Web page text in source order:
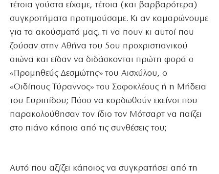
τέτοια γούστα είχαμε, τέτοια (και βαρβαρότερα)
συγκροτήματα προτιμούσαμε. Κι αν καμαρώνουμε
για τα ακούσματά μας, τι να πουν κι αυτοί που
ζούσαν στην Αθήνα του 5ου προχριστιανικού
αιώνα και είδαν να διδάσκονται πρώτη φορά ο
«Προμηθεύς Δεσμώτης» του Αισχύλου, ο
«Οιδίπους Τύραννος» του Σοφοκλέους ή η Μήδεια
του Ευριπίδου; Πόσο να κορδωθούν εκείνοι που
παρακολούθησαν τον ίδιο τον Μότσαρτ να παίζει
στο πιάνο κάποια από τις συνθέσεις του;
Αυτό που αξίζει κάποιος να συγκρατήσει από τη